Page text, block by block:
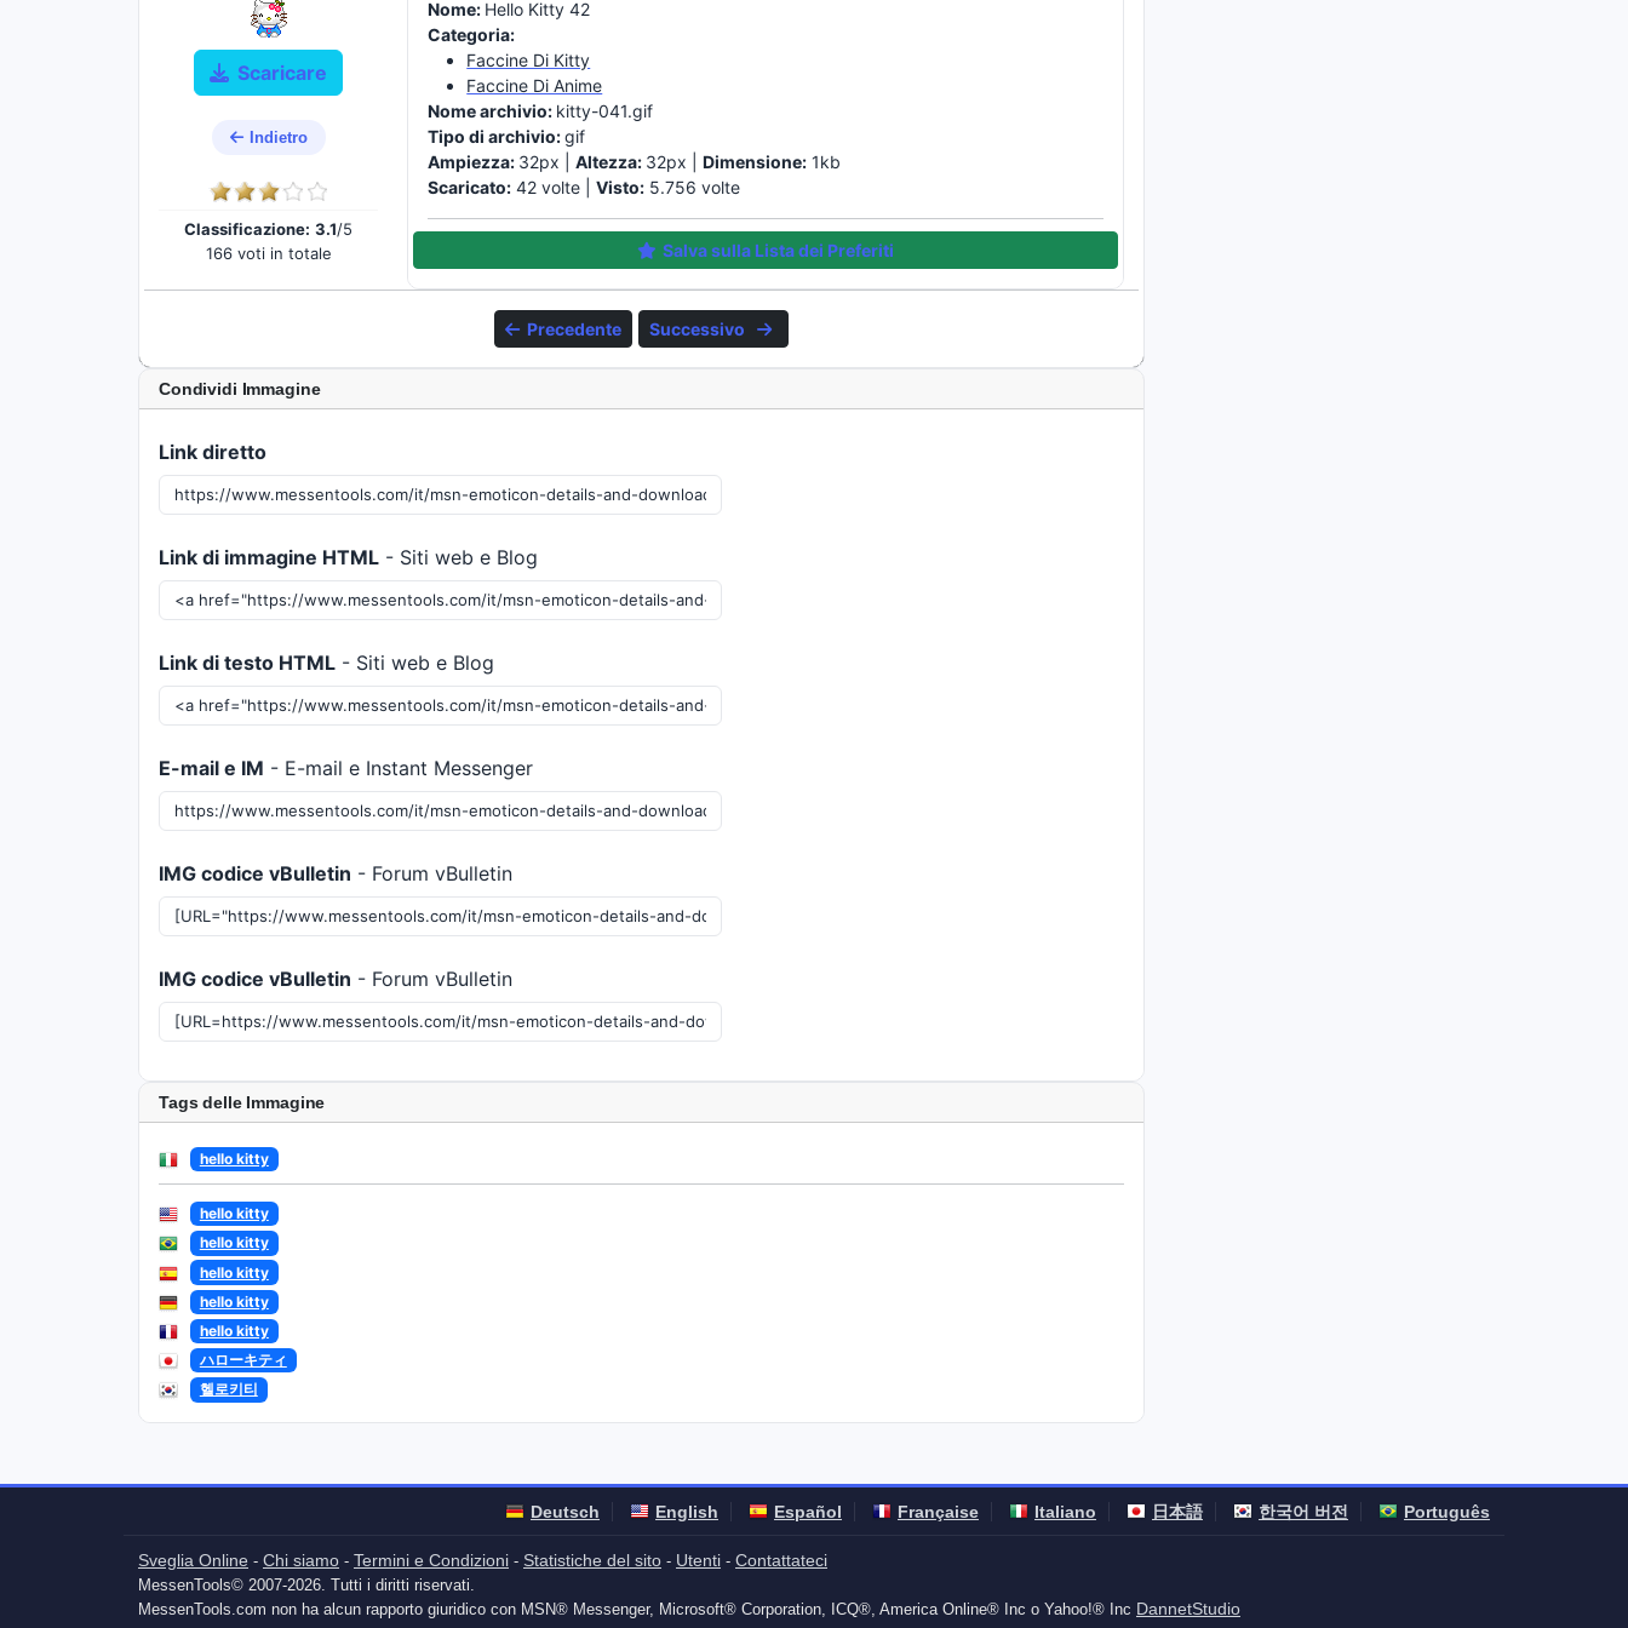
Scaricare
Indietro
Classificazione: 3.1/5
166 voti in totale
Nome: Hello Kitty 42
Categoria:
Faccine Di Kitty
Faccine Di Anime
Nome archivio: kitty-041.gif
Tipo di archivio:gif
Ampiezza: 32px |Altezza: 32px |Dimensione: 1kb
Scaricato: 42 volte |Visto: 5.756 volte
Salva sulla Lista dei Preferiti
Precedente Successivo
Condividi Immagine
Link diretto
Link di immagine HTML - Siti web e Blog
Link di testo HTML - Siti web e Blog
E-mail e IM - E-mail e Instant Messenger
IMG codice vBulletin - Forum vBulletin
IMG codice vBulletin - Forum vBulletin
Tags delle Immagine
hello kitty
hello kitty
hello kitty
hello kitty
hello kitty
hello kitty
ハローキティ
헬로키티
Deutsch English Español Française Italiano 日本語 한국어 버전 Português
Sveglia Online - Chi siamo - Termini e Condizioni - Statistiche del sito - Utenti - Contattateci
MessenTools© 2007-2026. Tutti i diritti riservati.
MessenTools.com non ha alcun rapporto giuridico con MSN® Messenger, Microsoft® Corporation, ICQ®, America Online® Inc o Yahoo!® Inc DannetStudio